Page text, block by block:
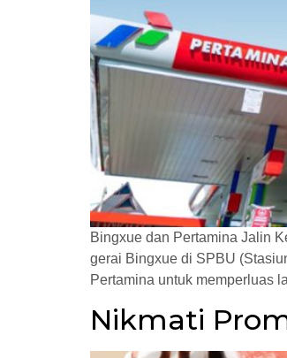
Bingxue dan Pertamina Jalin
gerai Bingxue di SPBU
Pertamina untuk memperluas
Nikmati